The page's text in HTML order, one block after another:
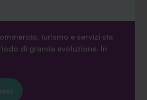
turismo e servizi sta
di grande evoluzione. In